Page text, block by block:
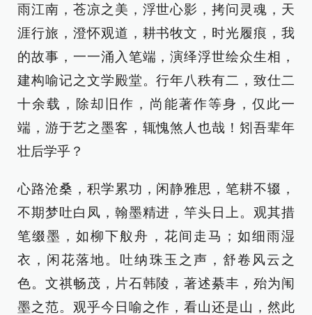
雨江南，苍凉之美，浮世心影，拷问灵魂，天
涯行旅，澄怀观道，耕书牧文，时光履痕，我
的故事，一一涌入笔端，演绎浮世绘众生相，
建构喻记之文学殿堂。行年八秩有二，致仕二
十余载，除却旧作，尚能著作等身，仅此一
端，游于艺之墨客，辄愧煞人也哉！矧吾辈年
壮后学乎？
心路沧桑，积学累功，闲静雅思，笔耕不辍，
不期梦吐白凤，翰墨精进，竿头日上。观其措
笔缀墨，如柳下舣舟，花间走马；如细雨湿
衣，闲花落地。吐纳珠玉之声，舒卷风云之
色。文祺畅茂，片石韩陵，著述綦丰，殆为闱
墨之范。观乎今日喻之作，看山还是山，然此